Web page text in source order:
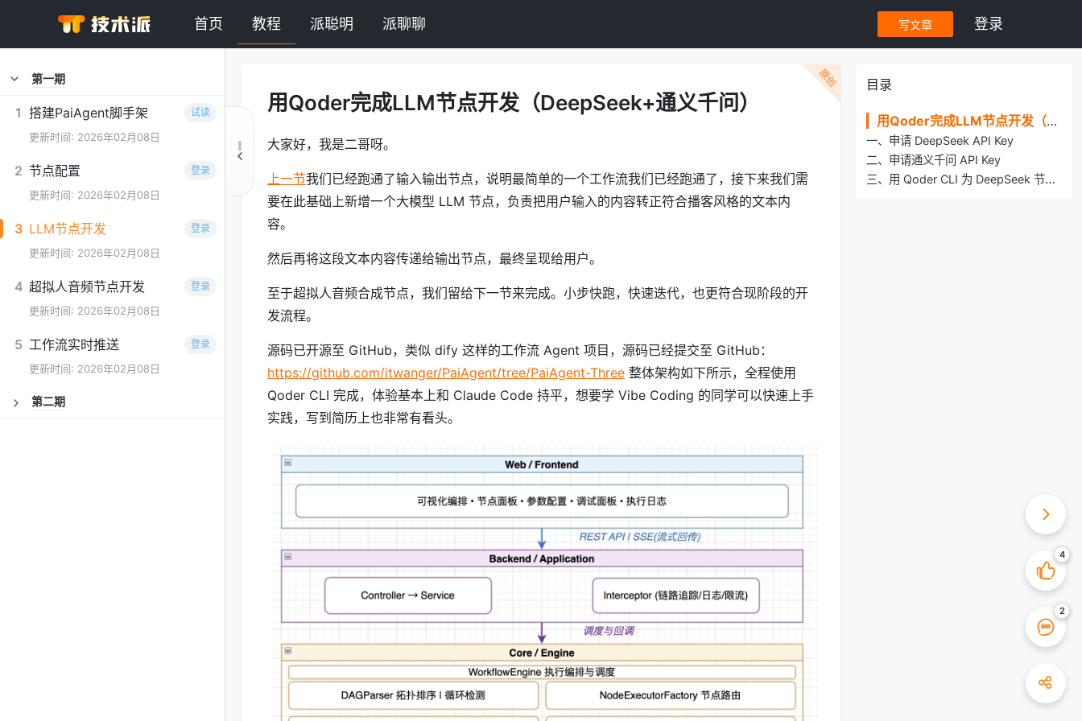
首页 教程 派聪明 派聊聊 写文章 登录
第一期
1 搭建PaiAgent脚手架
更新时间: 2026年02月08日
试读
2 节点配置
更新时间: 2026年02月08日
登录
3 LLM节点开发
更新时间: 2026年02月08日
登录
4 超拟人音频节点开发
更新时间: 2026年02月08日
登录
5 工作流实时推送
更新时间: 2026年02月08日
登录
第二期
原创
用Qoder完成LLM节点开发（DeepSeek+通义千问）
大家好，我是二哥呀。
上一节我们已经跑通了输入输出节点，说明最简单的一个工作流我们已经跑通了，接下来我们需
要在此基础上新增一个大模型 LLM 节点，负责把用户输入的内容转正符合播客风格的文本内
容。
然后再将这段文本内容传递给输出节点，最终呈现给用户。
至于超拟人音频合成节点，我们留给下一节来完成。小步快跑，快速迭代，也更符合现阶段的开
发流程。
源码已开源至 GitHub，类似 dify 这样的工作流 Agent 项目，源码已经提交至 GitHub：
https://github.com/itwanger/PaiAgent/tree/PaiAgent-Three 整体架构如下所示，全程使用
Qoder CLI 完成，体验基本上和 Claude Code 持平，想要学 Vibe Coding 的同学可以快速上手
实践，写到简历上也非常有看头。
目录
用Qoder完成LLM节点开发（DeepSeek+通义千问）
一、申请 DeepSeek API Key
二、申请通义千问 API Key
三、用 Qoder CLI 为 DeepSeek 节点增加基本配置